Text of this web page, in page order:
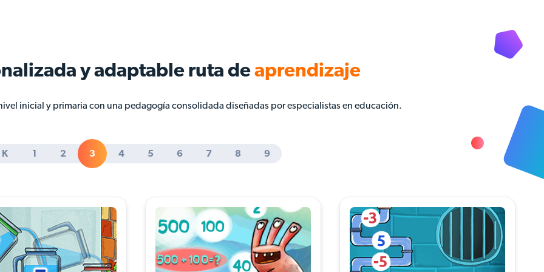
y adaptable ruta deaprendizaje
inicial y primaria con una pedagogía consolidada diseñadas por especialistas en educación.
K 1 2 3 4 5 6 7 8 9